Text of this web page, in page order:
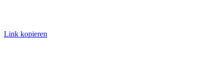
Link kopieren